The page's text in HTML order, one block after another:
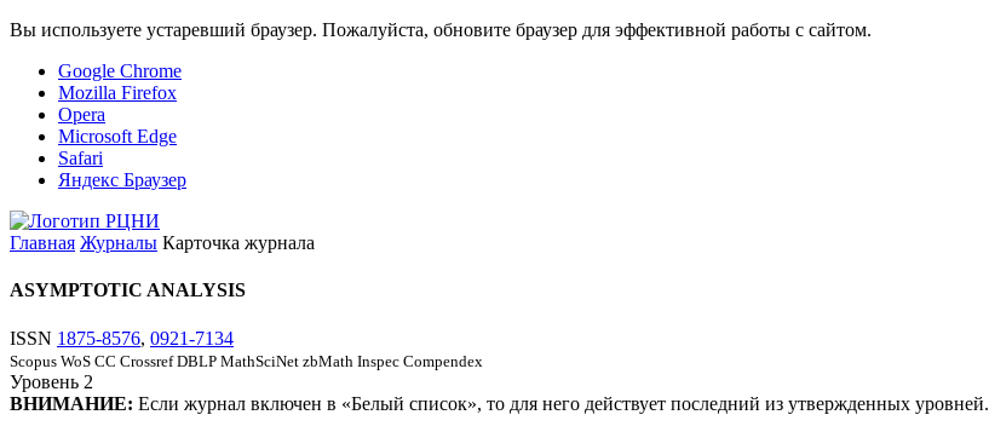
Вы используете устаревший браузер. Пожалуйста, обновите браузер для эффективной работы с сайтом.
Google Chrome
Mozilla Firefox
Opera
Microsoft Edge
Safari
Яндекс Браузер
Главная Журналы Карточка журнала
ASYMPTOTIC ANALYSIS
ISSN 1875-8576, 0921-7134
Scopus WoS CC Crossref DBLP MathSciNet zbMath Inspec Compendex
Уровень 2
ВНИМАНИЕ: Если журнал включен в «Белый список», то для него действует последний из утвержденных уровней.